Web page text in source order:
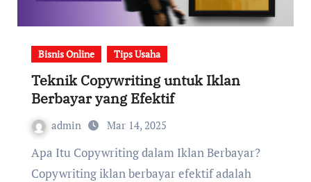
Bisnis Online Tips Usaha
Teknik Copywriting untuk Iklan
Berbayar yang Efektif
admin Mar 14, 2025
Apa Itu Copywriting dalam Iklan Berbayar?
Copywriting iklan berbayar efektif adalah